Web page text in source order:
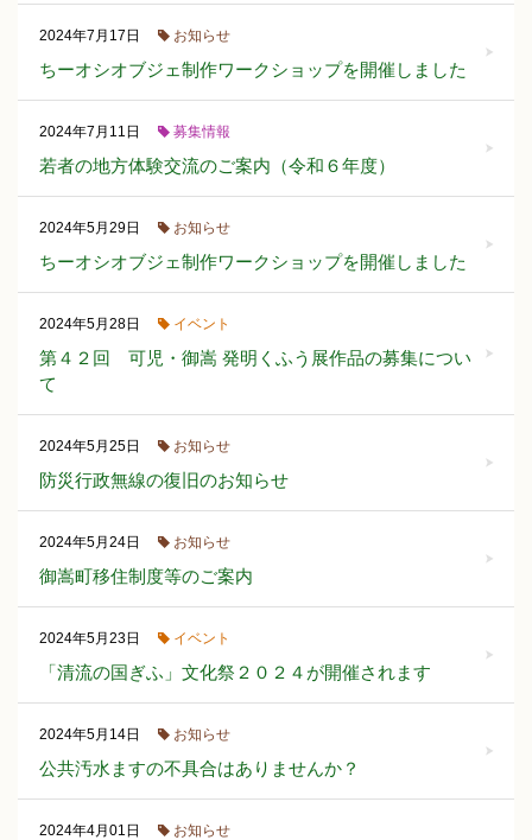
2024年7月17日 お知らせ
ちーオシオブジェ制作ワークショップを開催しました
2024年7月11日 募集情報
若者の地方体験交流のご案内（令和６年度）
2024年5月29日 お知らせ
ちーオシオブジェ制作ワークショップを開催しました
2024年5月28日 イベント
第４２回 可児・御嵩 発明くふう展作品の募集につい
て
2024年5月25日 お知らせ
防災行政無線の復旧のお知らせ
2024年5月24日 お知らせ
御嵩町移住制度等のご案内
2024年5月23日 イベント
「清流の国ぎふ」文化祭２０２４が開催されます
2024年5月14日 お知らせ
公共汚水ますの不具合はありませんか？
2024年4月01日 お知らせ